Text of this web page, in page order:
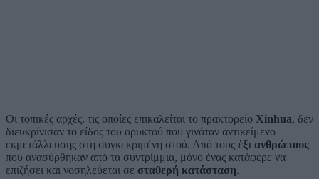
Οι τοπικές αρχές, τις οποίες επικαλείται το πρακτορείο Xinhua, δεν
διευκρίνισαν το είδος του ορυκτού που γινόταν αντικείμενο
εκμετάλλευσης στη συγκεκριμένη στοά. Από τους έξι ανθρώπους
που ανασύρθηκαν από τα συντρίμμια, μόνο ένας κατάφερε να
επιζήσει και νοσηλεύεται σε σταθερή κατάσταση.